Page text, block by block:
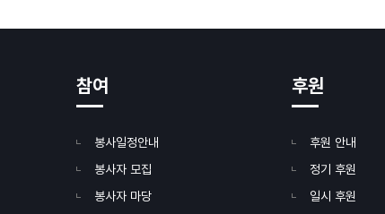
참여
봉사일정안내
봉사자 모집
봉사자 마당
후원
후원 안내
정기 후원
일시 후원